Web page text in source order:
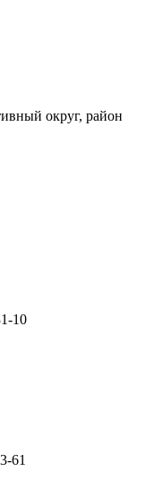
округ, район
10
61